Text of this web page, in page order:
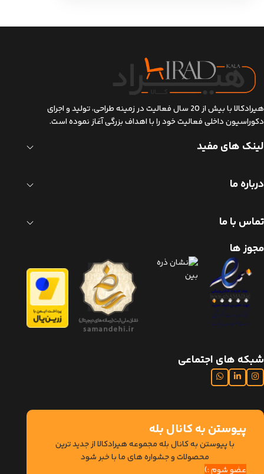
هیرادکالا با بیش از 20 سال فعالیت در زمینه طراحی، تولید و اجرای
دکوراسیون داخلی فعالیت خود را با اهداف بزرگی آغاز نموده است.
لینک های مفید
درباره ما
تماس با ما
مجوز ها
شبکه های اجتماعی
پیوستن به کانال بله
با پیوستن به کانال بله مجموعه هیرادکالا از جدید ترین
محصولات و جشواره های ما با خبر شود
عضو شوم :)